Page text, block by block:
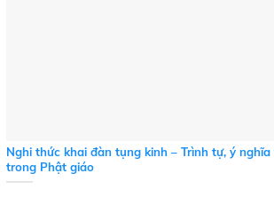
Nghi thức khai đàn tụng kinh – Trình tự, ý
trong Phật giáo